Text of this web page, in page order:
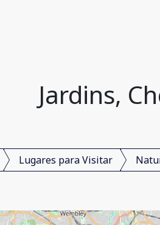
Jardins,
Lugares para Visitar